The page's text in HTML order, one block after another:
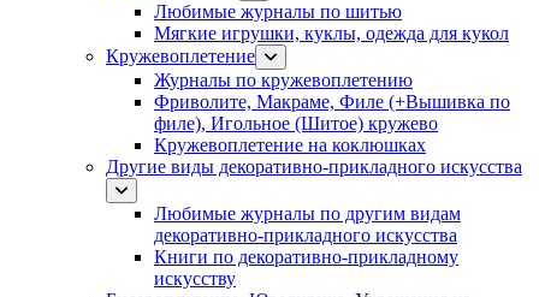
Любимые журналы по шитью
Мягкие игрушки, куклы, одежда для кукол
Кружевоплетение
Журналы по кружевоплетению
Фриволите, Макраме, Филе (+Вышивка по
филе), Игольное (Шитое) кружево
Кружевоплетение на коклюшках
Другие виды декоративно-прикладного искусства
Любимые журналы по другим видам
декоративно-прикладного искусства
Книги по декоративно-прикладному
искусству